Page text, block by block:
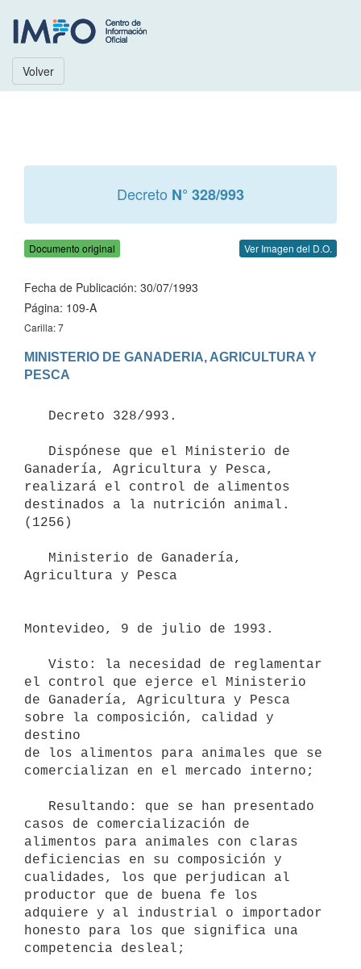
Volver
Decreto N° 328/993
Documento original Ver Imagen del D.O.
Fecha de Publicación: 30/07/1993
Página: 109-A
Carilla: 7
MINISTERIO DE GANADERIA, AGRICULTURA Y
PESCA
Ganadería, Agricultura y Pesca,
realizará el control de alimentos
destinados a la nutrición animal.
(1256)
Agricultura y Pesca
Montevideo, 9 de julio de 1993.
el control que ejerce el Ministerio
de Ganadería, Agricultura y Pesca
sobre la composición, calidad y
destino
de los alimentos para animales que se
comercializan en el mercado interno;
casos de comercialización de
alimentos para animales con claras
deficiencias en su composición y
cualidades, los que perjudican al
productor que de buena fe los
adquiere y al industrial o importador
honesto para los que significa una
competencia desleal;